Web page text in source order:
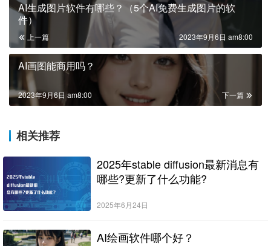
AI生成图片软件有哪些？（5个AI免费生成图片的软
件）
上一篇 2023年9月6日 am8:00
AI画图能商用吗？
下一篇
2023年9月6日 am8:00
相关推荐
2025年stable diffusion最新消息有
哪些?更新了什么功能?
2025年6月24日
AI绘画软件哪个好？